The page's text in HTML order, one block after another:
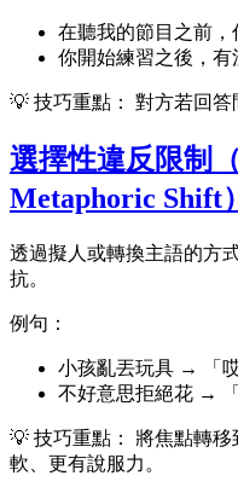
在聽我的節目之前，
你開始練習之後，有
💡 技巧重點： 對方若回答
選擇性違反限制
Metaphoric Shift）
透過擬人或轉換主語的方
抗。
例句：
小孩亂丟玩具 → 「
不好意思拒絕花 →
💡 技巧重點： 將焦點轉
軟、更有說服力。